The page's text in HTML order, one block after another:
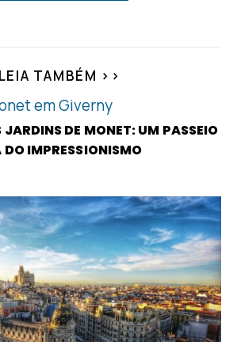
LEIA TAMBÉM >>
JARDINS DE MONET: UM PASSEIO
DO IMPRESSIONISMO